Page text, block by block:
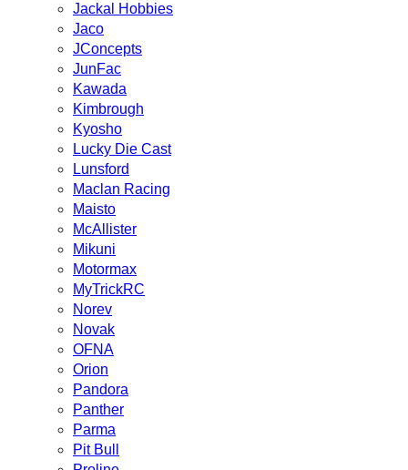
Jackal Hobbies
Jaco
JConcepts
JunFac
Kawada
Kimbrough
Kyosho
Lucky Die Cast
Lunsford
Maclan Racing
Maisto
McAllister
Mikuni
Motormax
MyTrickRC
Norev
Novak
OFNA
Orion
Pandora
Panther
Parma
Pit Bull